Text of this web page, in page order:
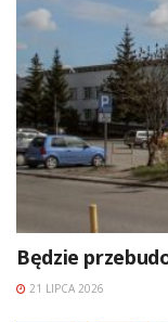
Będzie
21 LIPCA 2026